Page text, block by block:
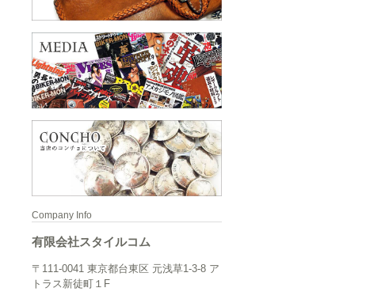
Company Info
有限会社スタイルコム
〒111-0041 東京都台東区 元浅草1-3-8 ア
トラス新徒町１F